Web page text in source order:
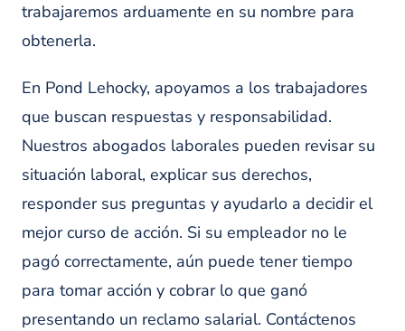
trabajaremos arduamente en su nombre para
obtenerla.
En Pond Lehocky, apoyamos a los trabajadores
que buscan respuestas y responsabilidad.
Nuestros abogados laborales pueden revisar su
situación laboral, explicar sus derechos,
responder sus preguntas y ayudarlo a decidir el
mejor curso de acción. Si su empleador no le
pagó correctamente, aún puede tener tiempo
para tomar acción y cobrar lo que ganó
presentando un reclamo salarial. Contáctenos